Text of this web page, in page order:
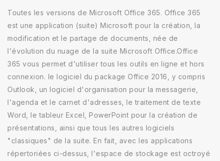
Toutes les versions de Microsoft Office 365. Office 365
est une application (suite) Microsoft pour la création, la
modification et le partage de documents, née de
l'évolution du nuage de la suite Microsoft Office.Office
365 vous permet d'utiliser tous les outils en ligne et hors
connexion. le logiciel du package Office 2016, y compris
Outlook, un logiciel d'organisation pour la messagerie,
l'agenda et le carnet d'adresses, le traitement de texte
Word, le tableur Excel, PowerPoint pour la création de
présentations, ainsi que tous les autres logiciels
"classiques" de la suite. En fait, avec les applications
répertoriées ci-dessus, l'espace de stockage est octroyé